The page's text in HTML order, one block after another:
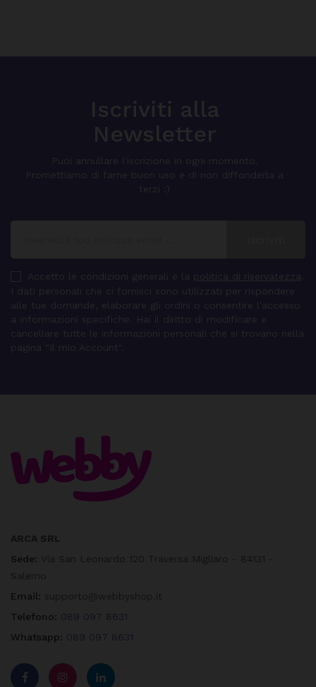
Iscriviti alla
Newsletter
Puoi annullare l'iscrizione in ogni momento.
Promettiamo di farne buon uso e di non diffonderla a
terzi :)
Accetto le condizioni generali e la politica di riservatezza
I dati personali che ci fornisci sono utilizzati per rispondere
alle tue domande, elaborare gli ordini o consentire l'accesso
a informazioni specifiche. Hai il diritto di modificare e
cancellare tutte le informazioni personali che si trovano nella
pagina "Il mio Account".
Sede:
Email:
Telefono: 089 097 8631
Whatsapp: 089 097 8631